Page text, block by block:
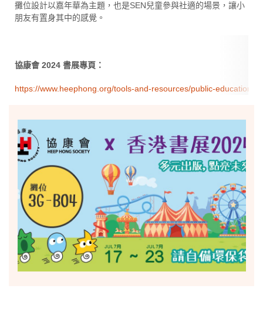
攤位設計以嘉年華為主題，也是SEN兒童參與社適的場景，讓小
朋友有置身其中的感覺。
協康會 2024 書展專頁：
https://www.heephong.org/tools-and-resources/public-education-